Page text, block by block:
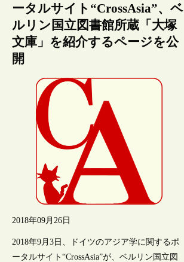
ータルサイト“CrossAsia”、ベ
ルリン国立図書館所蔵「大塚
文庫」を紹介するページを公
開
2018年09月26日
2018年9月3日、ドイツのアジア学に関するポ
ータルサイト“CrossAsia”が、ベルリン国立図